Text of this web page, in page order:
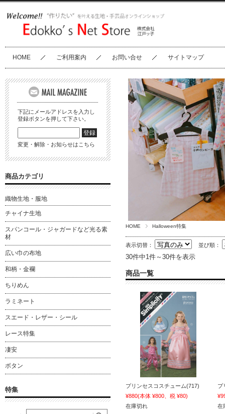
HOME ご利用案内 お問い合せ サイトマップ
HOME Halloween特集
表示切替： 並び順：
30件中1件～30件を表示
商品一覧
プリンセスコスチューム(717)
¥880(本体 ¥800、税 ¥80)
在庫切れ
プ
在
下記にメールアドレスを入力し
登録ボタンを押して下さい。
変更・解除・お知らせはこちら
商品カテゴリ
織物生地・服地
チャイナ生地
スパンコール・ジャガードなど光る素
材
広い巾の布地
和柄・金襴
ちりめん
ラミネート
スエード・レザー・シール
レース特集
凄安
ボタン
特集